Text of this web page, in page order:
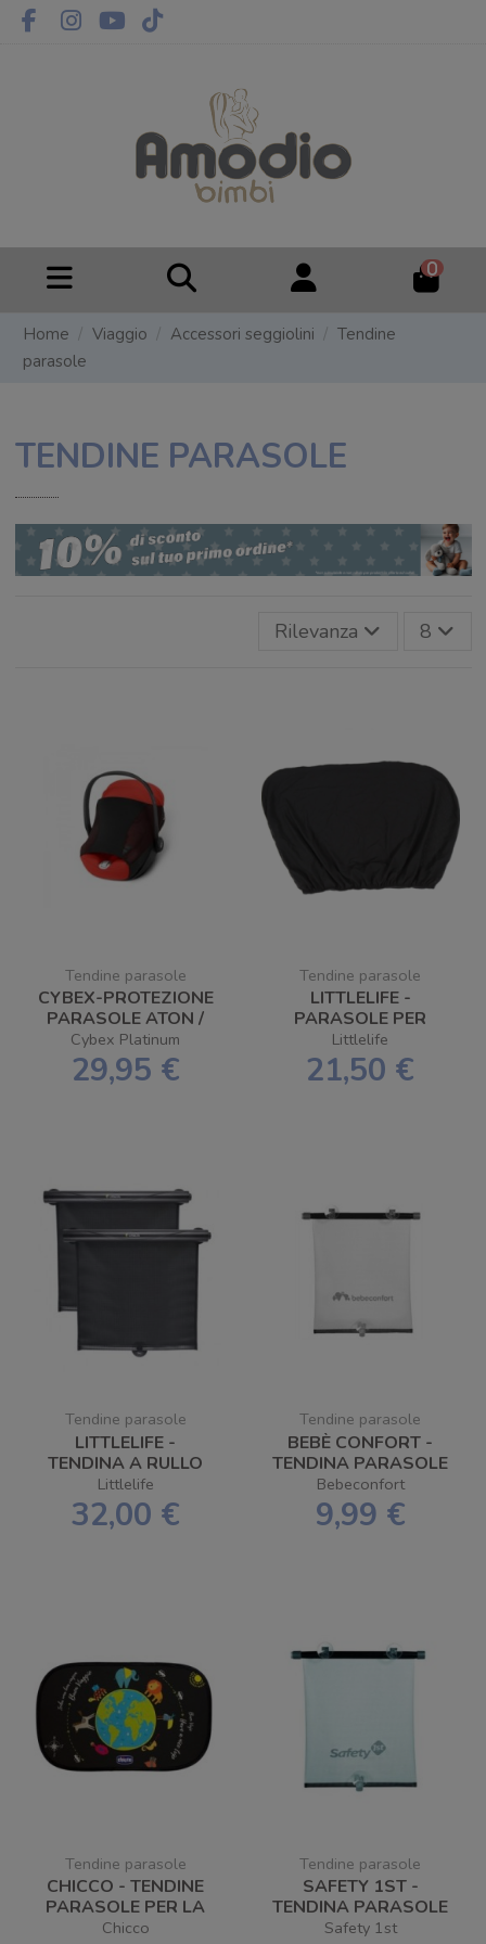
0
Home Viaggio Accessori seggiolini
Tendine
parasole
TENDINE PARASOLE
Rilevanza 8
Tendine parasole
CYBEX-PROTEZIONE
PARASOLE ATON /
CLOUD
Cybex Platinum
29,95 €
Tendine parasole
LITTLELIFE -
PARASOLE PER
AUTO 2PZ
Littlelife
21,50 €
Tendine parasole
LITTLELIFE -
TENDINA A RULLO
PER AUTO
Littlelife
32,00 €
Tendine parasole
BEBÈ CONFORT -
TENDINA PARASOLE
ROLLERSHADE
Bebeconfort
9,99 €
Tendine parasole
CHICCO - TENDINE
PARASOLE PER LA
MACCHINA
Chicco
Tendine parasole
SAFETY 1ST -
TENDINA PARASOLE
AVVOLGIBILE CON
Safety 1st